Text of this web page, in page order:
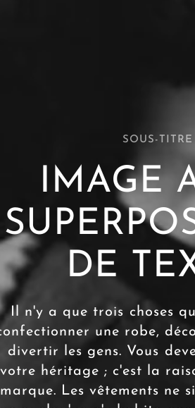
SOUS-TITRE
IMAGE
DE
Il n'y a que trois choses
une robe,
divertir
les gens. Vous
votre héritage ; c'est la
marque. Les vêtements ne